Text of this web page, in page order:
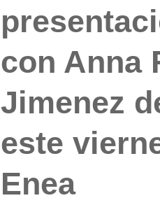
con Anna
Jimenez
este
Enea